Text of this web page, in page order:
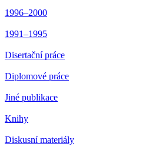
1996–2000
1991–1995
Disertační práce
Diplomové práce
Jiné publikace
Knihy
Diskusní materiály